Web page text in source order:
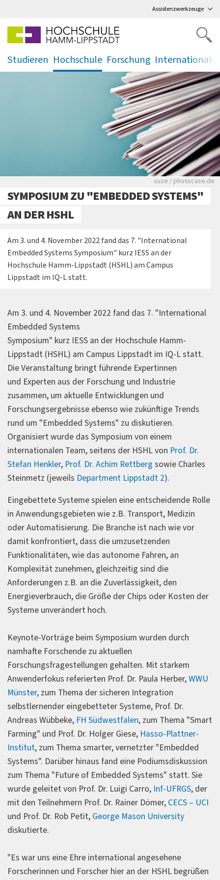
Assistenzwerkzeuge
Studieren
.
Hochschule
.
Forschung
. .
Viele Zeitungen.
suze / photocase.de
SYMPOSIUM ZU "EMBEDDED SYSTEMS"
AN DER HSHL
Am 3. und 4. November 2022 fand das 7. "International
Embedded Systems Symposium" kurz IESS an der
Hochschule Hamm-Lippstadt (HSHL) am Campus
Lippstadt im IQ-L statt.
Am 3. und 4. November 2022 fand das 7. "International
Embedded Systems
Symposium" kurz IESS an der Hochschule Hamm-
Lippstadt (HSHL) am Campus Lippstadt im IQ-L statt.
Die Veranstaltung bringt führende Expertinnen
und Experten aus der Forschung und Industrie
zusammen, um aktuelle Entwicklungen und
Forschungsergebnisse ebenso wie zukünftige Trends
rund um "Embedded Systems" zu diskutieren.
Organisiert wurde das Symposium von einem
internationalen Team, seitens der HSHL von Prof. Dr.
Stefan Henkler, Prof. Dr. Achim Rettberg sowie Charles
Steinmetz (jeweils Department Lippstadt 2).
Eingebettete Systeme spielen eine entscheidende Rolle
in Anwendungsgebieten wie z.B. Transport, Medizin
oder Automatisierung. Die Branche ist nach wie vor
damit konfrontiert, dass die umzusetzenden
Funktionalitäten, wie das autonome Fahren, an
Komplexität zunehmen, gleichzeitig sind die
Anforderungen z.B. an die Zuverlässigkeit, den
Energieverbrauch, die Größe der Chips oder Kosten der
Systeme unverändert hoch.
Keynote-Vorträge beim Symposium wurden durch
namhafte Forschende zu aktuellen
Forschungsfragestellungen gehalten. Mit starkem
Anwenderfokus referierten Prof. Dr. Paula Herber,WWU
Münster, zum Thema der sicheren Integration
selbstlernender eingebetteter Systeme, Prof. Dr.
Andreas Wübbeke, FH Südwestfalen, zum Thema "Smart
Farming" und Prof. Dr. Holger Giese, Hasso-Plattner-
Institut, zum Thema smarter, vernetzter "Embedded
Systems". Darüber hinaus fand eine Podiumsdiskussion
zum Thema "Future of Embedded Systems" statt. Sie
wurde geleitet von Prof. Dr. Luigi Carro, Inf-UFRGS, der
mit den Teilnehmern Prof. Dr. Rainer Dömer, CECS – UCI
und Prof. Dr. Rob Petit, George Mason University
diskutierte.
"Es war uns eine Ehre international angesehene
Forscherinnen und Forscher hier an der HSHL begrüßen